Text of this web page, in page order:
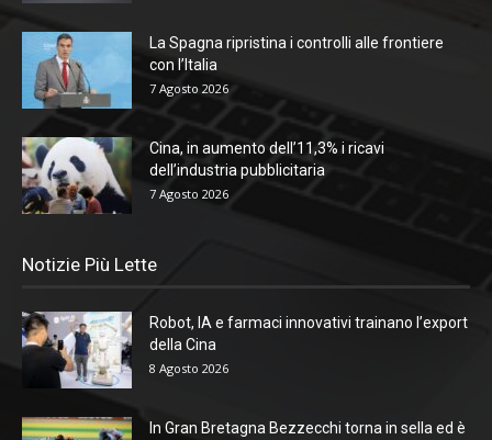
La Spagna ripristina i controlli alle frontiere
con l’Italia
7 Agosto 2026
Cina, in aumento dell’11,3% i ricavi
dell’industria pubblicitaria
7 Agosto 2026
Notizie Più Lette
Robot, IA e farmaci innovativi trainano l’export
della Cina
8 Agosto 2026
In Gran Bretagna Bezzecchi torna in sella ed è